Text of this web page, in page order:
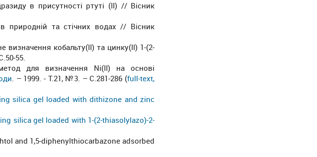
в присутності ртуті (ІІ) // Вісник
природній та стічних водах // Вісник
кобальту(ІІ) та цинку(II) 1-(2-
55.
для визначення Ni(II) на основі
. – 1999. - Т.21, №3. – C.281-286 (full-text,
silica gel loaded with dithizone and zinc
silica gel loaded with 1-(2-thiasolylazo)-2-
and 1,5-diphenylthiocarbazone adsorbed